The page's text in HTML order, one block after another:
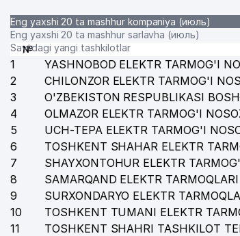
Eng yaxshi 20 ta mashhur kompaniya (июль)
Eng yaxshi 20 ta mashhur sarlavha (июль)
Saytdagi yangi tashkilotlar
№
1 YASHNOBOD ELEKTR TARMOG'I
2
CHILONZOR ELEKTR TARMOG'I
3
O'ZBEKISTON RESPUBLIKASI
4
OLMAZOR ELEKTR TARMOG'I
5
UCH-TEPA ELEKTR TARMOG'I
6
TOSHKENT SHAHAR ELEKTR
7
SHAYXONTOHUR ELEKTR
8
SAMARQAND ELEKTR
9
SURXONDARYO ELEKTR
10
TOSHKENT TUMANI ELEKTR
11
TOSHKENT SHAHRI TASHKILOT